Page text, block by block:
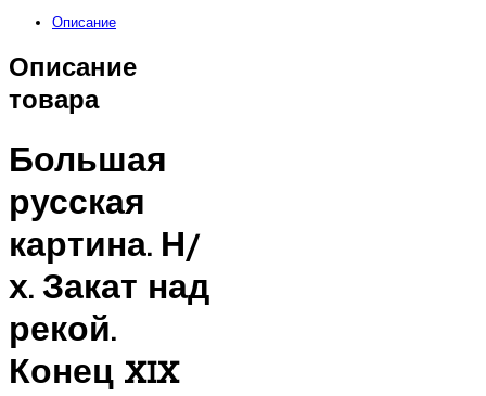
Описание
Описание
товара
Большая
русская
картина. Н/
х. Закат над
рекой.
Конец XIX